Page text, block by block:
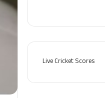
Live Cricket Scores